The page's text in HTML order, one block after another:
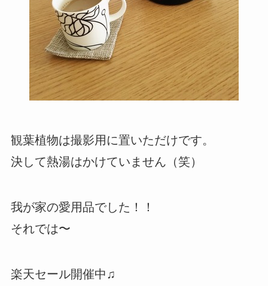
観葉植物は撮影用に置いただけです。
決して熱湯はかけていません（笑）
我が家の愛用品でした！！
それでは〜
楽天セール開催中♫